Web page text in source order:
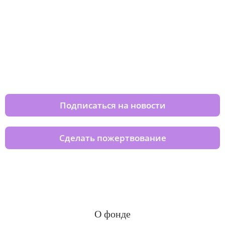
Подписаться на новости
Сделать пожертвование
О фонде